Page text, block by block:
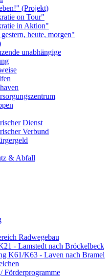
(Projekt)
on Tour"
in Aktion"
heute, morgen"
unabhängige
Dienst
Verbund
& Abfall
Radwegebau
- Lamstedt nach Bröckelbeck
K61/K63 - Laven nach Bramel
Förderprogramme